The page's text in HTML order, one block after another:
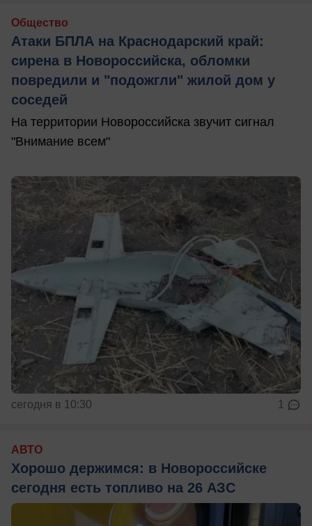
Общество
Атаки БПЛА на Краснодарский край:
сирена в Новороссийска, обломки
повредили и "подожгли" жилой дом у
соседей
На территории Новороссийска звучит сигнал
"Внимание всем"
сегодня в 10:30 1
АВТО
Хорошо держимся: в Новороссийске
сегодня есть топливо на 26 АЗС